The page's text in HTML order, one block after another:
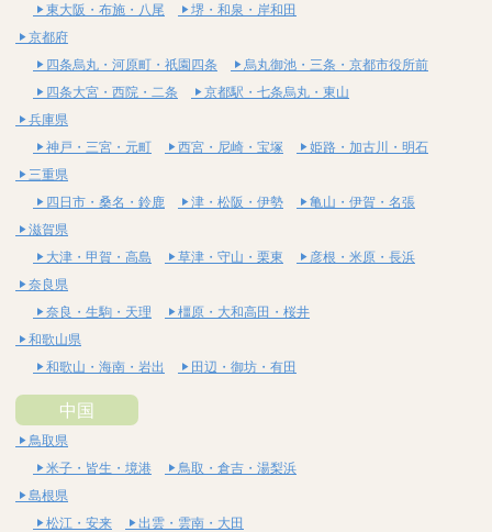
東大阪・布施・八尾
堺・和泉・岸和田
京都府
四条烏丸・河原町・祇園四条
烏丸御池・三条・京都市役所前
四条大宮・西院・二条
京都駅・七条烏丸・東山
兵庫県
神戸・三宮・元町
西宮・尼崎・宝塚
姫路・加古川・明石
三重県
四日市・桑名・鈴鹿
津・松阪・伊勢
亀山・伊賀・名張
滋賀県
大津・甲賀・高島
草津・守山・栗東
彦根・米原・長浜
奈良県
奈良・生駒・天理
橿原・大和高田・桜井
和歌山県
和歌山・海南・岩出
田辺・御坊・有田
中国
鳥取県
米子・皆生・境港
鳥取・倉吉・湯梨浜
島根県
松江・安来
出雲・雲南・大田